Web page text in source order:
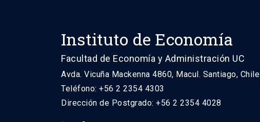
Instituto de Economía
Facultad de Economía y Administración UC
Avda. Vicuña Mackenna 4860, Macul. Santiago, Chile
Teléfono: +56 2 2354 4303
Dirección de Postgrado: +56 2 2354 4028